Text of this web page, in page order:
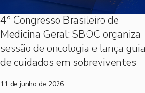
4º Congresso Brasileiro de
Medicina Geral: SBOC organiza
sessão de oncologia e lança guia
de cuidados em sobreviventes
11 de junho de 2026